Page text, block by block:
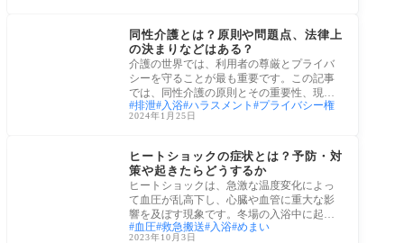
同性介護とは？原則や問題点、法律上
の決まりなどはある？
介護の世界では、利用者の尊厳とプライバ
シーを守ることが最も重要です。この記事
では、同性介護の原則とその重要性、現状
の課題
排泄 入浴 ハラスメント プライバシー権
2024年1月25日
ヒートショックの症状とは？予防・対
策や起きたらどうするか
ヒートショックは、急激な温度変化によっ
て血圧が乱高下し、心臓や血管に重大な影
響を及ぼす現象です。冬場の入浴中に起き
る溺死
血圧 救急搬送 入浴 めまい
2023年10月3日